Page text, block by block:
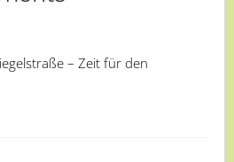
– Zeit für den